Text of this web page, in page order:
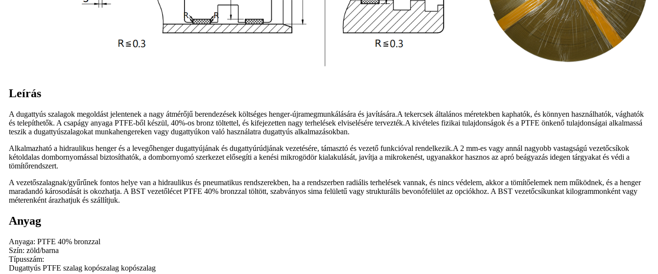
Leírás
A dugattyús szalagok megoldást jelentenek a nagy átmérőjű berendezések költséges henger-újramegmunkálására és javítására.A tekercsek általános méretekben kaphatók, és könnyen használhatók, vághatók
és telepíthetők. A csapágy anyaga PTFE-ből készül, 40%-os bronz töltettel, és kifejezetten nagy terhelések elviselésére tervezték.A kivételes fizikai tulajdonságok és a PTFE önkenő tulajdonságai alkalmassá
teszik a dugattyúszalagokat munkahengereken vagy dugattyúkon való használatra dugattyús alkalmazásokban.
Alkalmazható a hidraulikus henger és a levegőhenger dugattyújának és dugattyúrúdjának vezetésére, támasztó és vezető funkcióval rendelkezik.A 2 mm-es vagy annál nagyobb vastagságú vezetőcsíkok
kétoldalas dombornyomással biztosíthatók, a dombornyomó szerkezet elősegíti a kenési mikrogödör kialakulását, javítja a mikrokenést, ugyanakkor hasznos az apró beágyazás idegen tárgyakat és védi a
tömítőrendszert.
A vezetőszalagnak/gyűrűnek fontos helye van a hidraulikus és pneumatikus rendszerekben, ha a rendszerben radiális terhelések vannak, és nincs védelem, akkor a tömítőelemek nem működnek, és a henger
maradandó károsodását is okozhatja. A BST vezetőlécet PTFE 40% bronzzal töltött, szabványos sima felületű vagy strukturális bevonófelület az opciókhoz. A BST vezetőcsíkunkat kilogrammonként vagy
méterenként árazhatjuk és szállítjuk.
Anyag
Anyaga: PTFE 40% bronzzal
Szín: zöld/barna
Típusszám:
Dugattyús PTFE szalag kopószalag kopószalag